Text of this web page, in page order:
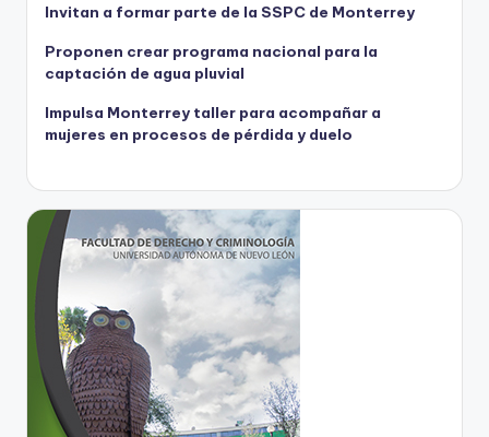
Invitan a formar parte de la SSPC de Monterrey
Proponen crear programa nacional para la
captación de agua pluvial
Impulsa Monterrey taller para acompañar a
mujeres en procesos de pérdida y duelo